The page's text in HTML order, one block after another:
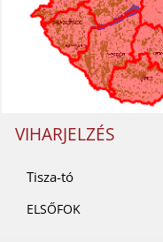
VIHARJELZÉS
Tisza-tó
ELSŐFOK